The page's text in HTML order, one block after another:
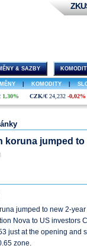
& SAZBY
MĚNY | KOMODITY |
1,30% CZK/€ 24,232 -0,02%
koruna jumped
jumped to new 2-
Nova to US investors
just at the opening and
zone.